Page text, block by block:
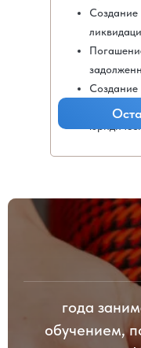
Создание
Создание
года
обучением,